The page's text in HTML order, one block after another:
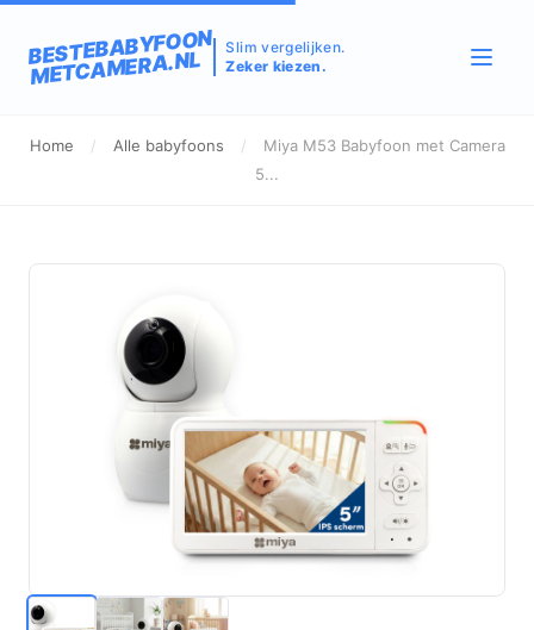
BESTEBABYFOON
METCAMERA.NL
Slim vergelijken.
Zeker kiezen.
Home / Alle babyfoons /
Miya M53 Babyfoon met Camera
5...